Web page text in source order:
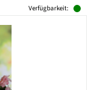
Verfügbarkeit: